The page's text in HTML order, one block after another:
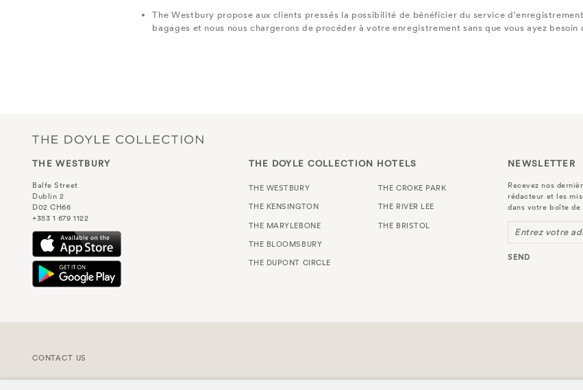
The Westbury propose aux clients pressés la possibilité de bénéficier du service
bagages et nous nous chargerons de procéder à votre enregistrement sans que vous ayez
THE WESTBURY
Balfe Street
Dublin 2
D02 CH66
+353 1 679 1122
THE DOYLE COLLECTION HOTELS
THE WESTBURY
THE KENSINGTON
THE MARYLEBONE
THE BLOOMSBURY
THE DUPONT CIRCLE
THE CROKE PARK
THE RIVER LEE
THE BRISTOL
NEWSLETTER
Recevez nos
rédacteur et les
dans votre boîte
Entrez votre
SEND
CONTACT US